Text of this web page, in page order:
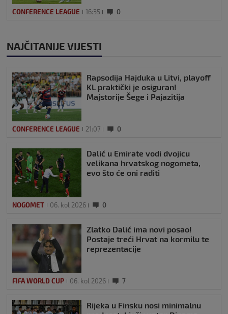
CONFERENCE LEAGUE 16:35 0
NAJČITANIJE VIJESTI
Rapsodija Hajduka u Litvi, playoff
KL praktički je osiguran!
Majstorije Šege i Pajazitija
CONFERENCE LEAGUE 21:07 0
Dalić u Emirate vodi dvojicu
velikana hrvatskog nogometa,
evo što će oni raditi
NOGOMET 06. kol 2026 0
Zlatko Dalić ima novi posao!
Postaje treći Hrvat na kormilu te
reprezentacije
FIFA WORLD CUP 06. kol 2026 7
Rijeka u Finsku nosi minimalnu